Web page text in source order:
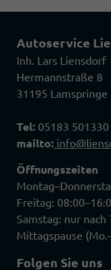
Autoservice
Inh. Lars Liensdorf
Hermannstraße 8
31195 Lamspringe
Tel: 05183 501330
mailto:
Öffnungszeiten
Freitag:
Samstag: nur
Mittagspause
Folgen Sie uns